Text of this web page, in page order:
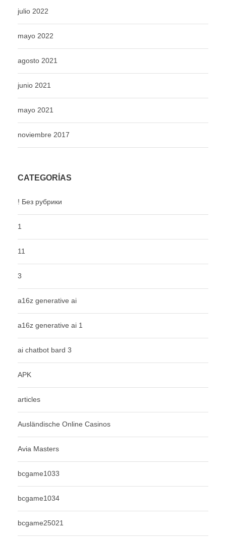
julio 2022
mayo 2022
agosto 2021
junio 2021
mayo 2021
noviembre 2017
CATEGORÍAS
! Без рубрики
1
11
3
a16z generative ai
a16z generative ai 1
ai chatbot bard 3
APK
articles
Ausländische Online Casinos
Avia Masters
bcgame1033
bcgame1034
bcgame25021